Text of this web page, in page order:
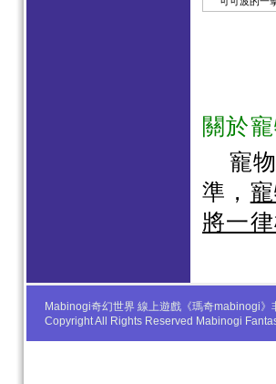
關於
寵
準，
將一
Mabinogi奇幻世界 線上遊戲《瑪奇mabinogi
Copyright All Rights Reserved Mabinogi